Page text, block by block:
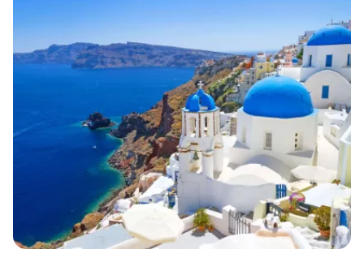
Weiter mit E-Mail